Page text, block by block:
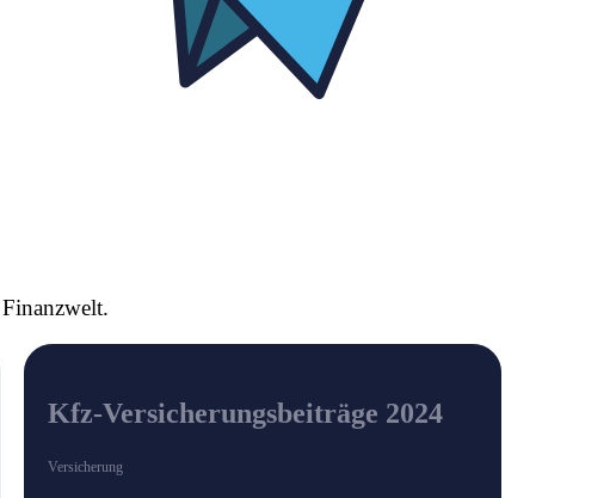
Kfz-Versicherungsbeiträge 2024
Versicherung